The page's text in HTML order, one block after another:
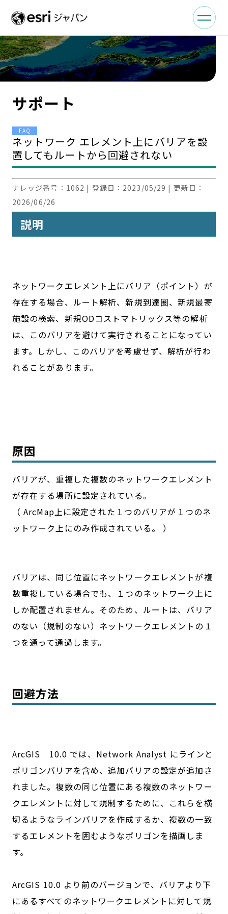
サポート
FAQ
ネットワーク エレメント上にバリアを設
置してもルートから回避されない
ナレッジ番号： 1062 | 登録日： 2023/05/29 | 更新日：
2026/06/26
説明
ネットワークエレメント上にバリア（ポイント）が
存在する場合、ルート解析、新規到達圏、新規最寄
施設の検索、新規ODコストマトリックス等の解析
は、このバリアを避けて実行されることになってい
ます。しかし、このバリアを考慮せず、解析が行わ
れることがあります。
原因
バリアが、重複した複数のネットワークエレメント
が存在する場所に設定されている。
（ ArcMap上に設定された１つのバリアが１つのネ
ットワーク上にのみ作成されている。 ）
バリアは、同じ位置にネットワークエレメントが複
数重複している場合でも、１つのネットワーク上に
しか配置されません。そのため、ルートは、バリア
のない（規制のない）ネットワークエレメントの１
つを通って通過します。
回避方法
ArcGIS 10.0 では、Network Analyst にラインと
ポリゴンバリアを含め、追加バリアの設定が追加さ
れました。複数の同じ位置にある複数のネットワー
クエレメントに対して規制するために、これらを横
切るようなラインバリアを作成するか、複数の一致
するエレメントを囲むようなポリゴンを描画しま
す。
ArcGIS 10.0 より前のバージョンで、バリアより下
にあるすべてのネットワークエレメントに対して規